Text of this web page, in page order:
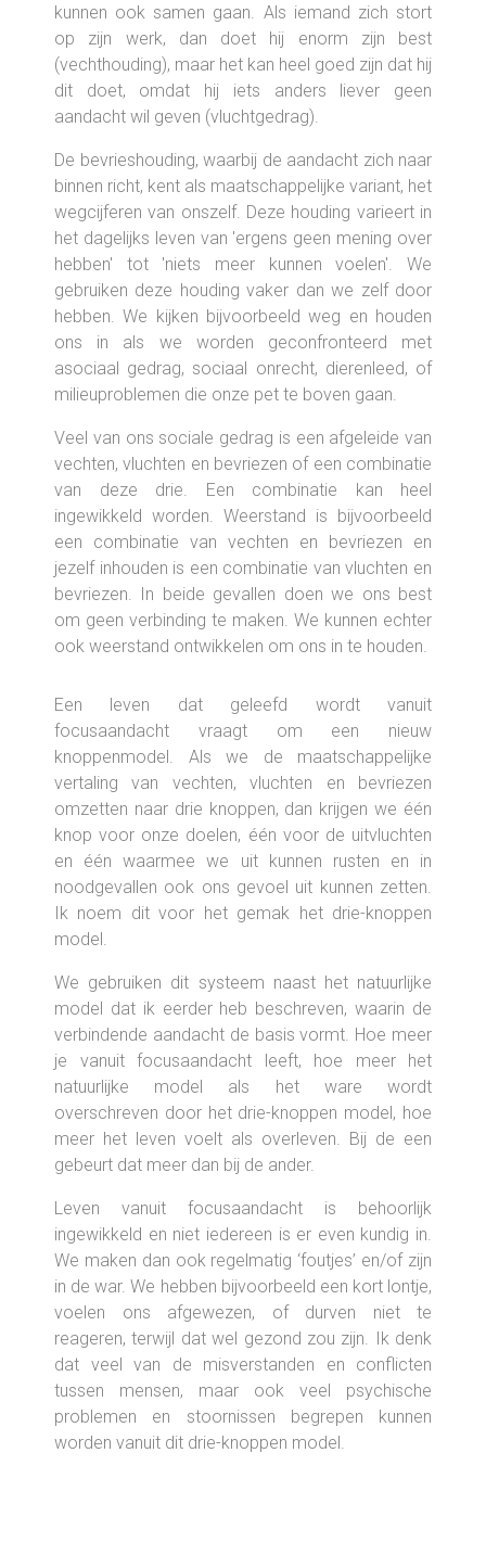
kunnen ook samen gaan. Als iemand zich stort
op zijn werk, dan doet hij enorm zijn best
(vechthouding), maar het kan heel goed zijn dat hij
dit doet, omdat hij iets anders liever geen
aandacht wil geven (vluchtgedrag).
De bevrieshouding, waarbij de aandacht zich naar
binnen richt, kent als maatschappelijke variant, het
wegcijferen van onszelf. Deze houding varieert in
het dagelijks leven van 'ergens geen mening over
hebben' tot 'niets meer kunnen voelen'. We
gebruiken deze houding vaker dan we zelf door
hebben. We kijken bijvoorbeeld weg en houden
ons in als we worden geconfronteerd met
asociaal gedrag, sociaal onrecht, dierenleed, of
milieuproblemen die onze pet te boven gaan.
Veel van ons sociale gedrag is een afgeleide van
vechten, vluchten en bevriezen of een combinatie
van deze drie. Een combinatie kan heel
ingewikkeld worden. Weerstand is bijvoorbeeld
een combinatie van vechten en bevriezen en
jezelf inhouden is een combinatie van vluchten en
bevriezen. In beide gevallen doen we ons best
om geen verbinding te maken. We kunnen echter
ook weerstand ontwikkelen om ons in te houden.
Een leven dat geleefd wordt vanuit
focusaandacht vraagt om een nieuw
knoppenmodel. Als we de maatschappelijke
vertaling van vechten, vluchten en bevriezen
omzetten naar drie knoppen, dan krijgen we één
knop voor onze doelen, één voor de uitvluchten
en één waarmee we uit kunnen rusten en in
noodgevallen ook ons gevoel uit kunnen zetten.
Ik noem dit voor het gemak het drie-knoppen
model.
We gebruiken dit systeem naast het natuurlijke
model dat ik eerder heb beschreven, waarin de
verbindende aandacht de basis vormt. Hoe meer
je vanuit focusaandacht leeft, hoe meer het
natuurlijke model als het ware wordt
overschreven door het drie-knoppen model, hoe
meer het leven voelt als overleven. Bij de een
gebeurt dat meer dan bij de ander.
Leven vanuit focusaandacht is behoorlijk
ingewikkeld en niet iedereen is er even kundig in.
We maken dan ook regelmatig ‘foutjes’ en/of zijn
in de war. We hebben bijvoorbeeld een kort lontje,
voelen ons afgewezen, of durven niet te
reageren, terwijl dat wel gezond zou zijn. Ik denk
dat veel van de misverstanden en conflicten
tussen mensen, maar ook veel psychische
problemen en stoornissen begrepen kunnen
worden vanuit dit drie-knoppen model.